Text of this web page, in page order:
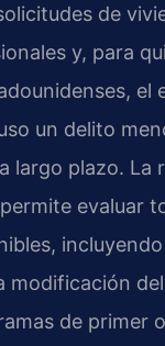
de
y, para
el
un delito
largo plazo. La
evaluar
modificación
de primer